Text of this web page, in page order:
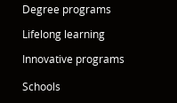
Degree programs
Lifelong learning
Innovative programs
Schools